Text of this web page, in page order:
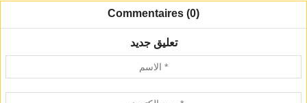
Commentaires (0)
تعليق جديد